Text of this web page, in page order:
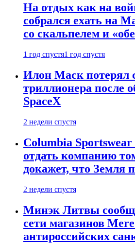
На отдых как на
собрался ехать на
со скальпелем и
1 год спустя1 год спустя
Илон Маск потерял
триллионера после
SpaceX
2 недели спустя
Columbia
отдать компанию
докажет, что Земля
2 недели спустя
Минэк Литвы
сети магазинов
антироссийских